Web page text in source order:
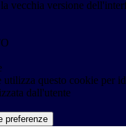
vecchia versione
utilizza questo cookie per
dall'utente
preferenze